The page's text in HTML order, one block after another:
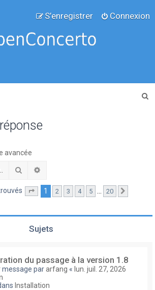
Connexion
S’enregistrer
avancée
Rechercher
Page sur20
1 2 3 4 5 … 20
Sujets
du passage à la version 1.8
message pararfang « lun. juil. 27, 2026
Installation